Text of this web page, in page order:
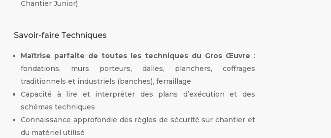
Chantier Junior)
Savoir-faire Techniques
Maîtrise parfaite de toutes les techniques du Gros Œuvre :
fondations, murs porteurs, dalles, planchers, coffrages
traditionnels et industriels (banches), ferraillage
Capacité à lire et interpréter des plans d’exécution et des
schémas techniques
Connaissance approfondie des règles de sécurité sur chantier et
du matériel utilisé